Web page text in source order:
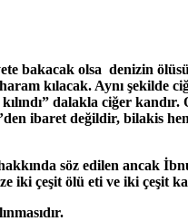
bakacak olsa denizin
kılacak. Aynı şekilde
dalakla ciğer
ibaret değildir, bilakis
söz edilen ancak
çeşit ölü eti ve iki çeşit